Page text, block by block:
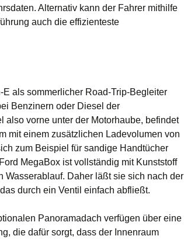
Alternativ kann der Fahrer mithilfe
auch die effizienteste
als sommerlicher Road-Trip-Begleiter
Benzinern oder Diesel der
also vorne unter der Motorhaube, befindet
mit einem zusätzlichen Ladevolumen von
zum Beispiel für sandige Handtücher
MegaBox ist vollständig mit Kunststoff
Daher läßt sie sich nach der
durch ein Ventil einfach abfließt.
Panoramadach verfügen über eine
die dafür sorgt, dass der Innenraum